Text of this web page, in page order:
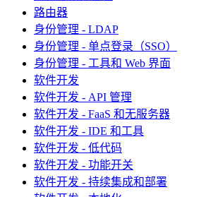
路由器
身份管理 - LDAP
身份管理 - 单点登录（SSO）
身份管理 - 工具和 Web 界面
软件开发
软件开发 - API 管理
软件开发 - FaaS 和无服务器
软件开发 - IDE 和工具
软件开发 - 低代码
软件开发 - 功能开关
软件开发 - 持续集成和部署